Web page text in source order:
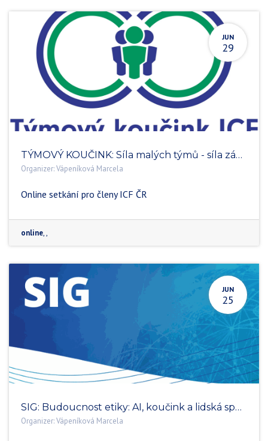
JUN
29
TÝMOVÝ KOUČINK: Síla malých týmů - síla záměru
Organizer:Vápeníková Marcela
Online setkání pro členy ICF ČR
online,,
JUN
25
SIG: Budoucnost etiky: AI, koučink a lidská spojení
Organizer:Vápeníková Marcela